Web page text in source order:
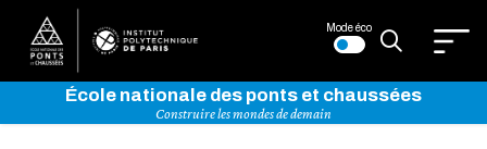
Mode éco
École nationale des ponts et chaussées
Construire les mondes de demain